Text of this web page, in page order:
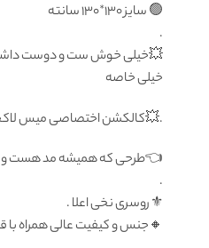
🟢 سایز ۱۳۰*۱۳۰ سانته
.
💥خیلی خوش ست و دوست
خیلی خاصه
.💥کالکشن اختصاصی میس
👈طرحی که همیشه مد هست و
.
⚜روسری نخی اعلا .
🔸️جنس و کیفیت عالی همراه